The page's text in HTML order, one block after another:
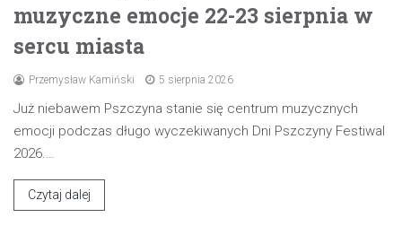
muzyczne emocje 22-23 sierpnia w
sercu miasta
Przemysław Kamiński 5 sierpnia 2026
Już niebawem Pszczyna stanie się centrum muzycznych
emocji podczas długo wyczekiwanych Dni Pszczyny Festiwal
2026.…
Czytaj dalej